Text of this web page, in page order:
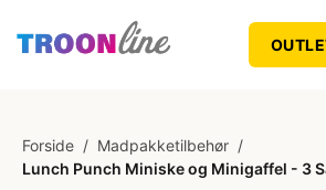
Forside / Madpakketilbehør /
Lunch Punch Miniske og Minigaffel - 3